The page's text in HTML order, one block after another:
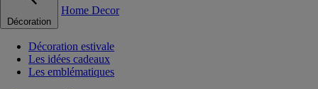
Décoration
Home Decor
Décoration estivale
Les idées cadeaux
Les emblématiques